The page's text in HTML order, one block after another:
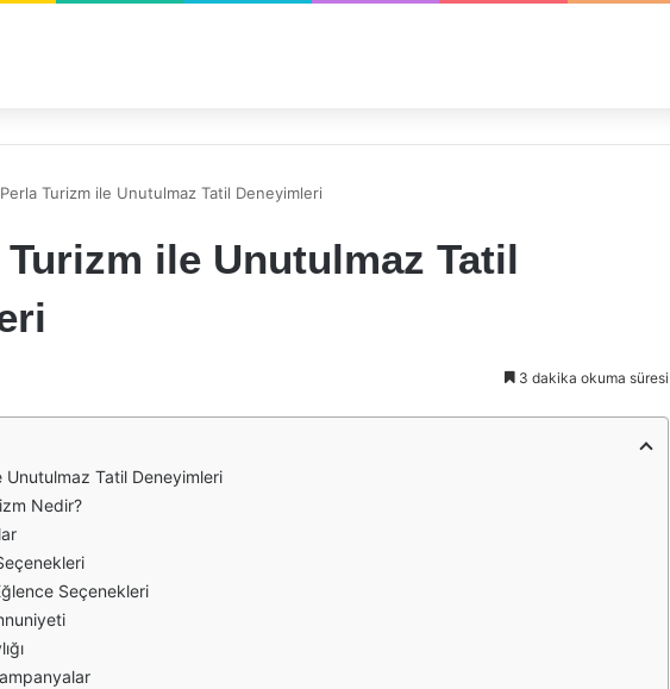
Turizm ile Unutulmaz Tatil Deneyimleri
ile Unutulmaz Tatil
3 dakika okuma süresi
Unutulmaz Tatil Deneyimleri
Nedir?
Seçenekleri